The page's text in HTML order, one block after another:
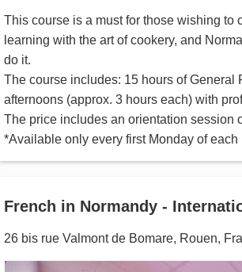
This course is a must for those wishing to
learning with the art of cookery, and
do it.
The course includes: 15 hours of General
afternoons (approx. 3 hours each) with
The price includes an orientation session
*Available only every first Monday of each
French in Normandy -
26 bis rue Valmont de Bomare, Rouen,